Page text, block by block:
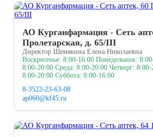
АО Курганфармация - Сеть
Пролетарская, д. 65/III
Директор Шемякина Елена Николаевна
Воскресенье: 8:00-16:00 Понедельник:
8:00-20:00 Среда: 8:00-20:00 Четверг:
8:00-20:00 Суббота: 8:00-16:00
8-3522-23-63-08
ap060@kf45.ru